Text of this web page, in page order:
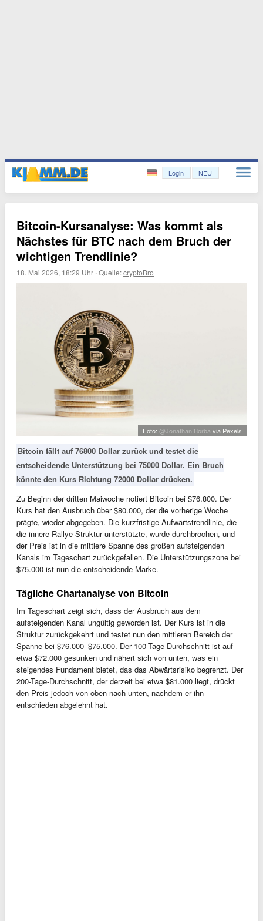
Login NEU
Bitcoin-Kursanalyse: Was kommt als
Nächstes für BTC nach dem Bruch der
wichtigen Trendlinie?
18. Mai 2026, 18:29 Uhr ·Quelle:cryptoBro
Foto: @Jonathan Borbavia Pexels
Bitcoin fällt auf 76800 Dollar zurück und testet die
entscheidende Unterstützung bei 75000 Dollar. Ein Bruch
könnte den Kurs Richtung 72000 Dollar drücken.
Zu Beginn der dritten Maiwoche notiert Bitcoin bei $76.800. Der
Kurs hat den Ausbruch über $80.000, der die vorherige Woche
prägte, wieder abgegeben. Die kurzfristige Aufwärtstrendlinie, die
die innere Rallye-Struktur unterstützte, wurde durchbrochen, und
der Preis ist in die mittlere Spanne des großen aufsteigenden
Kanals im Tageschart zurückgefallen. Die Unterstützungszone bei
$75.000 ist nun die entscheidende Marke.
Tägliche Chartanalyse von Bitcoin
Im Tageschart zeigt sich, dass der Ausbruch aus dem
aufsteigenden Kanal ungültig geworden ist. Der Kurs ist in die
Struktur zurückgekehrt und testet nun den mittleren Bereich der
Spanne bei $76.000–$75.000. Der 100-Tage-Durchschnitt ist auf
etwa $72.000 gesunken und nähert sich von unten, was ein
steigendes Fundament bietet, das das Abwärtsrisiko begrenzt. Der
200-Tage-Durchschnitt, der derzeit bei etwa $81.000 liegt, drückt
den Preis jedoch von oben nach unten, nachdem er ihn
entschieden abgelehnt hat.